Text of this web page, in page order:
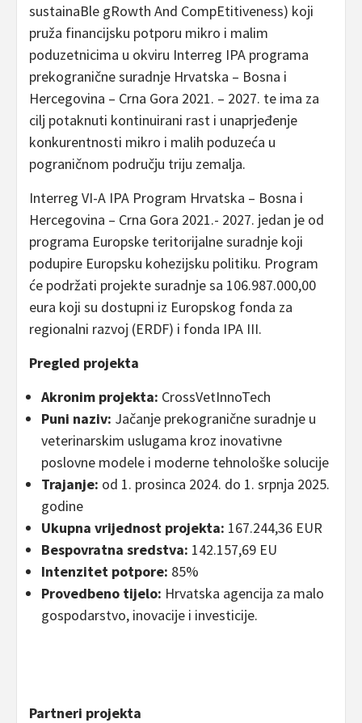
sustainaBle gRowth And CompEtitiveness) koji
pruža financijsku potporu mikro i malim
poduzetnicima u okviru Interreg IPA programa
prekogranične suradnje Hrvatska – Bosna i
Hercegovina – Crna Gora 2021. – 2027. te ima za
cilj potaknuti kontinuirani rast i unaprjeđenje
konkurentnosti mikro i malih poduzeća u
pograničnom području triju zemalja.
Interreg VI-A IPA Program Hrvatska – Bosna i
Hercegovina – Crna Gora 2021.- 2027. jedan je od
programa Europske teritorijalne suradnje koji
podupire Europsku kohezijsku politiku. Program
će podržati projekte suradnje sa 106.987.000,00
eura koji su dostupni iz Europskog fonda za
regionalni razvoj (ERDF) i fonda IPA III.
Pregled projekta
Akronim projekta: CrossVetInnoTech
Puni naziv: Jačanje prekogranične suradnje u
veterinarskim uslugama kroz inovativne
poslovne modele i moderne tehnološke solucije
Trajanje: od 1. prosinca 2024. do 1. srpnja 2025.
godine
Ukupna vrijednost projekta: 167.244,36 EUR
Bespovratna sredstva: 142.157,69 EU
Intenzitet potpore: 85%
Provedbeno tijelo: Hrvatska agencija za malo
gospodarstvo, inovacije i investicije.
Partneri projekta